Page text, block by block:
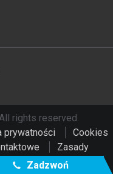
rights reserved.
prywatności
Cookies
Zasady
Share My Data
Zadzwoń